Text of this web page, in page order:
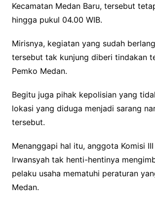
Kecamatan Medan Baru, tersebut
hingga pukul 04.00 WIB.
Mirisnya, kegiatan yang sudah
tersebut tak kunjung diberi tindakan
Pemko Medan.
Begitu juga pihak kepolisian yang
lokasi yang diduga menjadi sarang
tersebut.
Menanggapi hal itu, anggota Komisi
Irwansyah tak henti-hentinya
pelaku usaha mematuhi peraturan
Medan.